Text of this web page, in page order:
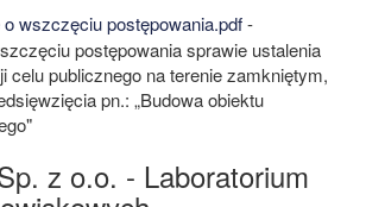
wszczęciu postępowania.pdf-
postępowania sprawie ustalenia
celu publicznego na terenie zamkniętym,
pn.: „Budowa obiektu
z o.o. - Laboratorium